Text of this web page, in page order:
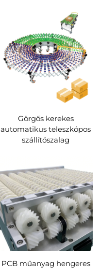
Görgős kerekes
automatikus teleszkópos
szállítószalag
PCB műanyag hengeres